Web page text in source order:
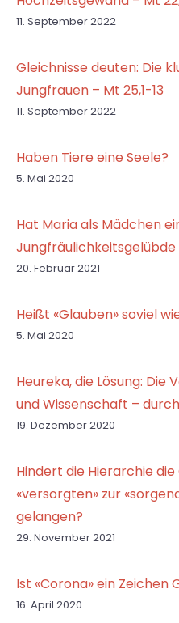
11. September 2022
Gleichnisse deuten: Die
Jungfrauen – Mt 25,1-13
11. September 2022
Haben Tiere eine Seele?
5. Mai 2020
Hat Maria als Mädchen
20. Februar 2021
Heißt «Glauben» soviel
5. Mai 2020
Heureka, die Lösung: Die
und Wissenschaft –
19. Dezember 2020
Hindert die Hierarchie
«versorgten» zur
gelangen?
29. November 2021
Ist «Corona» ein Zeichen
16. April 2020